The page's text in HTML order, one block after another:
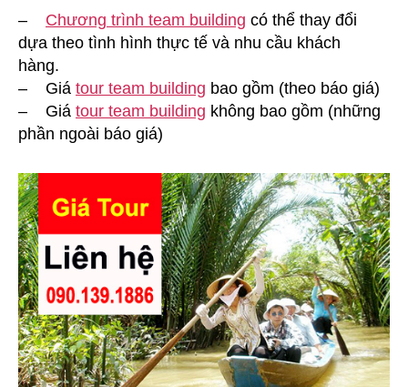
– Chương trình team building có thể thay đổi
dựa theo tình hình thực tế và nhu cầu khách
hàng.
– Giá tour team building bao gồm (theo báo giá)
– Giá tour team building không bao gồm (những
phần ngoài báo giá)